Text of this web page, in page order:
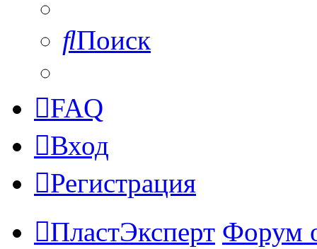
Поиск
FAQ
Вход
Регистрация
ПластЭксперт Форум